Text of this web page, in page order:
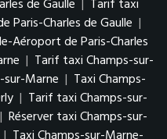
de Gaulle | Tarif taxi
Paris-Charles de Gaulle |
Aéroport de Paris-Charles
| Tarif taxi Champs-sur-
sur-Marne | Taxi Champs-
| Tarif taxi Champs-sur-
| Réserver taxi Champs-sur-